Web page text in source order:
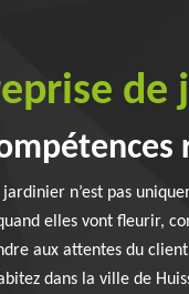
de
n’est pas
elles vont fleurir,
aux attentes du
dans la ville de